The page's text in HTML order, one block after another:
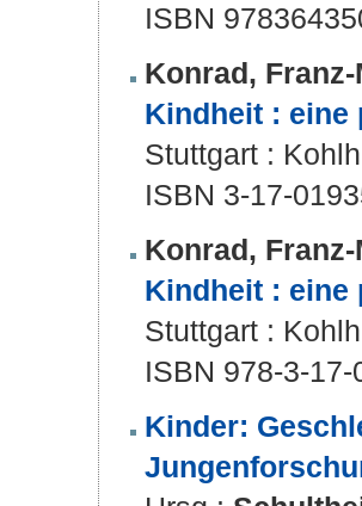
ISBN
Konrad,
Kindheit : eine
Stuttgart :
ISBN 3-17-
Konrad,
Kindheit : eine
Stuttgart :
ISBN 978-3-
Kinder: